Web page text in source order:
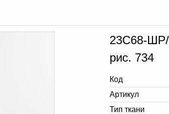
23С68-ШР/
рис. 734
Код
Артикул
Тип ткани